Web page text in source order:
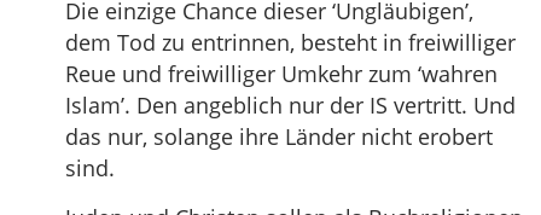
Die einzige Chance dieser ‘Ungläubigen’,
dem Tod zu entrinnen, besteht in freiwilliger
Reue und freiwilliger Umkehr zum ‘wahren
Islam’. Den angeblich nur der IS vertritt. Und
das nur, solange ihre Länder nicht erobert
sind.